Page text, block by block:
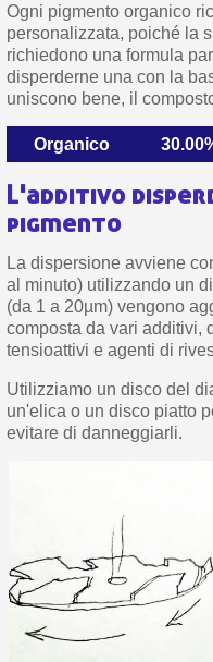
Ogni pigmento organico
personalizzata, poiché la
richiedono una formula
disperderne una con la
uniscono bene, il
Organico
L'additivo
pigmento
La dispersione avviene
al minuto) utilizzando un
(da 1 a 20µm) vengono
composta da vari additivi,
tensioattivi e agenti di
Utilizziamo un disco del
un'elica o un disco piatto
evitare di danneggiarli.